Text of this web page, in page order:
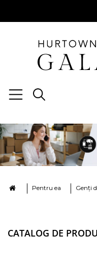
Pentru ea Genți
CATALOG DE